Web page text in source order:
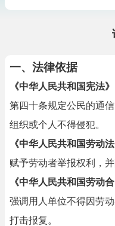
一、法律依据
《中华人民共和国宪法》
第四十条规定公民的通
组织或个人不得侵犯。
《中华人民共和国劳动法
赋予劳动者举报权利，
《中华人民共和国劳动合
强调用人单位不得因劳
打击报复。